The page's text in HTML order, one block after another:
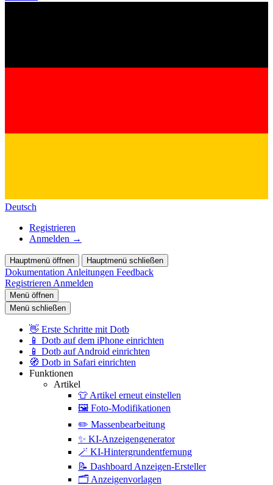
Deutsch
Registrieren
Anmelden →
Hauptmenü öffnen Hauptmenü schließen
Dokumentation Anleitungen Feedback
Registrieren Anmelden
Menü öffnen
Menü schließen
👋 Erste Schritte mit Dotb
📱 Dotb auf dem iPhone einrichten
📱 Dotb auf Android einrichten
🧭 Dotb in Safari einrichten
Funktionen
Artikel
👕 Artikel erneut einstellen
🖼️ Foto-Modifikationen
✏️ Massenbearbeitung
✨ KI-Anzeigengenerator
🪄 KI-Hintergrundentfernung
📝 Dashboard Anzeigen-Ersteller
🗂️ Anzeigenvorlagen